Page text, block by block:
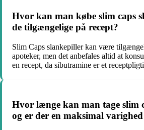
Hvor kan man købe slim caps
de tilgængelige på recept?
Slim Caps slankepiller kan være
apoteker, men det anbefales altid at
en recept, da sibutramine er et
Hvor længe kan man tage slim
og er der en maksimal